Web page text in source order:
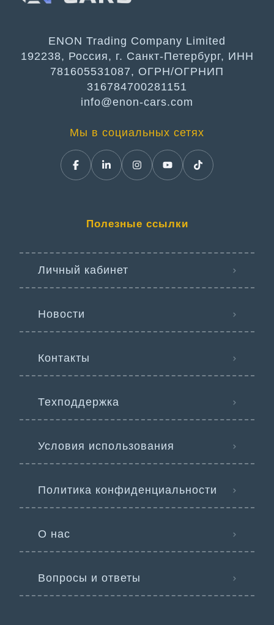
ENON Trading Company Limited
192238, Россия, г. Санкт-Петербург, ИНН
781605531087, ОГРН/ОГРНИП
316784700281151
info@enon-cars.com
Мы в социальных сетях
Полезные ссылки
Личный кабинет
Новости
Контакты
Техподдержка
Условия использования
Политика конфиденциальности
О нас
Вопросы и ответы